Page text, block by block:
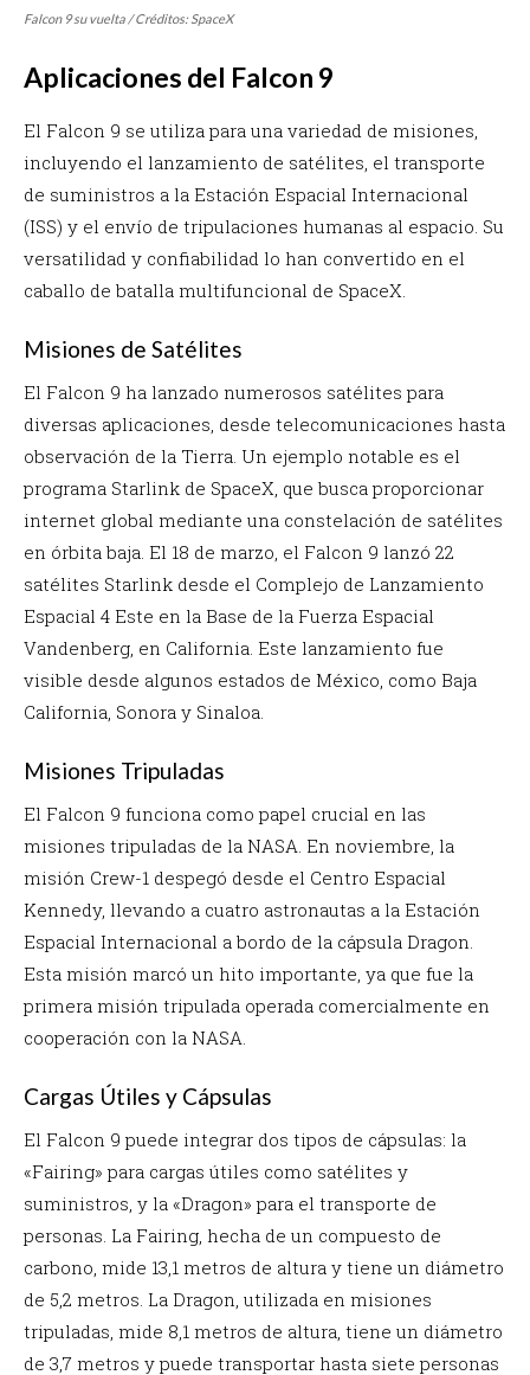
Falcon 9 su vuelta / Créditos: SpaceX
Aplicaciones del Falcon 9
El Falcon 9 se utiliza para una variedad de misiones,
incluyendo el lanzamiento de satélites, el transporte
de suministros a la Estación Espacial Internacional
(ISS) y el envío de tripulaciones humanas al espacio. Su
versatilidad y confiabilidad lo han convertido en el
caballo de batalla multifuncional de SpaceX.
Misiones de Satélites
El Falcon 9 ha lanzado numerosos satélites para
diversas aplicaciones, desde telecomunicaciones hasta
observación de la Tierra. Un ejemplo notable es el
programa Starlink de SpaceX, que busca proporcionar
internet global mediante una constelación de satélites
en órbita baja. El 18 de marzo, el Falcon 9 lanzó 22
satélites Starlink desde el Complejo de Lanzamiento
Espacial 4 Este en la Base de la Fuerza Espacial
Vandenberg, en California. Este lanzamiento fue
visible desde algunos estados de México, como Baja
California, Sonora y Sinaloa.
Misiones Tripuladas
El Falcon 9 funciona como papel crucial en las
misiones tripuladas de la NASA. En noviembre, la
misión Crew-1 despegó desde el Centro Espacial
Kennedy, llevando a cuatro astronautas a la Estación
Espacial Internacional a bordo de la cápsula Dragon.
Esta misión marcó un hito importante, ya que fue la
primera misión tripulada operada comercialmente en
cooperación con la NASA.
Cargas Útiles y Cápsulas
El Falcon 9 puede integrar dos tipos de cápsulas: la
«Fairing» para cargas útiles como satélites y
suministros, y la «Dragon» para el transporte de
personas. La Fairing, hecha de un compuesto de
carbono, mide 13,1 metros de altura y tiene un diámetro
de 5,2 metros. La Dragon, utilizada en misiones
tripuladas, mide 8,1 metros de altura, tiene un diámetro
de 3,7 metros y puede transportar hasta siete personas